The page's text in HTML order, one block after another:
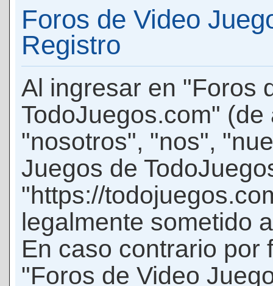
Foros de Video
Registro
Al ingresar en "Foros
TodoJuegos.com"
"nosotros", "nos",
Juegos de
"https://
legalmente sometido
En caso contrario por
"Foros de Video